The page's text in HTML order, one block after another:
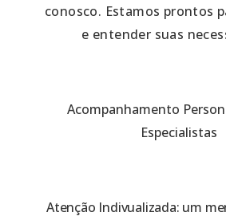
conosco. Estamos prontos
e entender suas
Acompanhamento
Especialistas
Atenção Indivualizada: um